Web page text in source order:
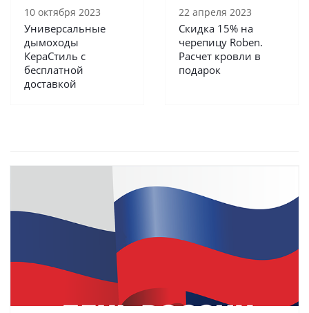
10 октября 2023
Универсальные
дымоходы
КераСтиль с
бесплатной
доставкой
22 апреля 2023
Скидка 15% на
черепицу Roben.
Расчет кровли в
подарок